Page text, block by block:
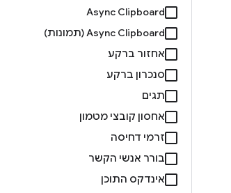
Async Clipboard
Async Clipboard‏ (תמונות)
אחזור ברקע
סנכרון ברקע
תגים
אחסון קובצי מטמון
זרמי דחיסה
בורר אנשי הקשר
אינדקס התוכן